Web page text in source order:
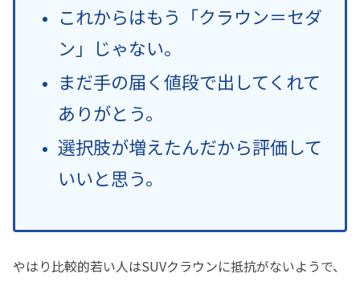
これからはもう「クラウン＝セダ
ン」じゃない。
まだ手の届く値段で出してくれて
ありがとう。
選択肢が増えたんだから評価して
いいと思う。
やはり比較的若い人はSUVクラウンに抵抗がないようで、